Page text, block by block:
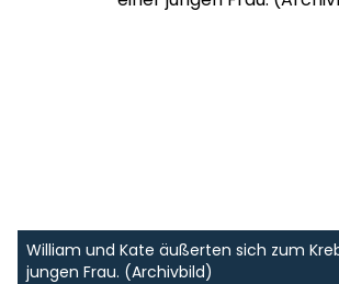
William und Kate äußerten sich zum
jungen Frau. (Archivbild)